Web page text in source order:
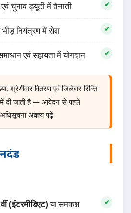
चुनाव ड्यूटी में तैनाती
नियंत्रण में सेवा
एवं सहायता में योगदान
श्रेणीवार वितरण एवं जिलेवार रिक्ति
दी जाती है — आवेदन से पहले
अवश्य पढ़ें।
(इंटरमीडिएट)या समकक्ष